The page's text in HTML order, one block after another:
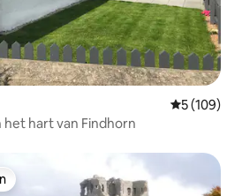
5 (109)
het hart van Findhorn